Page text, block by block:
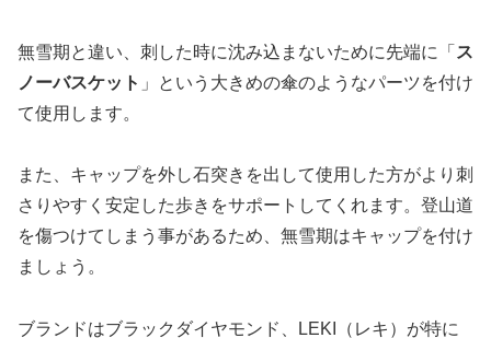
無雪期と違い、刺した時に沈み込まないために先端に「 ス
ノーバスケット 」という大きめの傘のようなパーツを付け
て使用します。
また、キャップを外し石突きを出して使用した方がより刺
さりやすく安定した歩きをサポートしてくれます。登山道
を傷つけてしまう事があるため、無雪期はキャップを付け
ましょう。
ブランドはブラックダイヤモンド、LEKI（レキ）が特に